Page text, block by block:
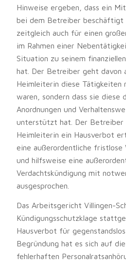
Hinweise ergeben, dass ein
bei dem Betreiber beschäftigt
zeitgleich auch für einen
im Rahmen einer
Situation zu seinem
hat. Der Betreiber geht davon
Heimleiterin diese Tätigkeiten
waren, sondern dass sie diese
Anordnungen und
unterstützt hat. Der Betreiber
Heimleiterin ein Hausverbot
eine außerordentliche fristlose
und hilfsweise eine
Verdachtskündigung mit
ausgesprochen.
Das Arbeitsgericht Villingen-
Kündigungsschutzklage
Hausverbot für
Begründung hat es sich auf
fehlerhaften